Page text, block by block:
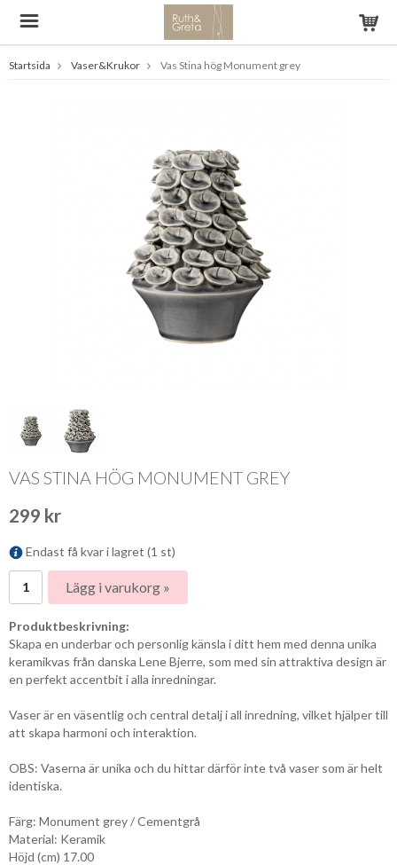
Startsida Vaser&Krukor Vas Stina hög Monument grey
VAS STINA HÖG MONUMENT GREY
299 kr
Endast få kvar i lagret (1 st)
Lägg i varukorg »
Produktbeskrivning:
Skapa en underbar och personlig känsla i ditt hem med denna unika
keramikvas från danska Lene Bjerre, som med sin attraktiva design är
en perfekt accentbit i alla inredningar.
Vaser är en väsentlig och central detalj i all inredning, vilket hjälper till
att skapa harmoni och interaktion.
OBS: Vaserna är unika och du hittar därför inte två vaser som är helt
identiska.
Färg: Monument grey / Cementgrå
Material: Keramik
Höjd (cm) 17.00